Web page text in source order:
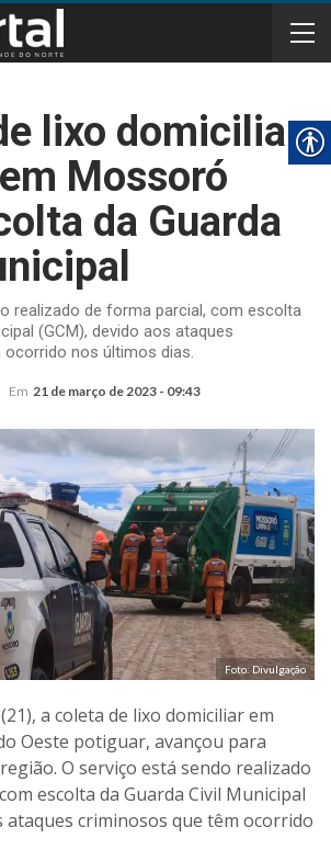
lixo domiciliar
Mossoró
da Guarda
realizado de forma parcial, com escolta
(GCM), devido aos ataques
nos últimos dias.
Em 21 de março de 2023 - 09:43
Foto: Divulgação
a coleta de lixo domiciliar em
Oeste potiguar, avançou para
O serviço está sendo realizado
escolta da Guarda Civil Municipal
ataques criminosos que têm ocorrido